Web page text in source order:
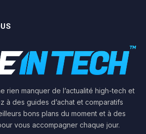
rien manquer de l’actualité high-tech et
à des guides d’achat et comparatifs
bons plans du moment et à des
vous accompagner chaque jour.